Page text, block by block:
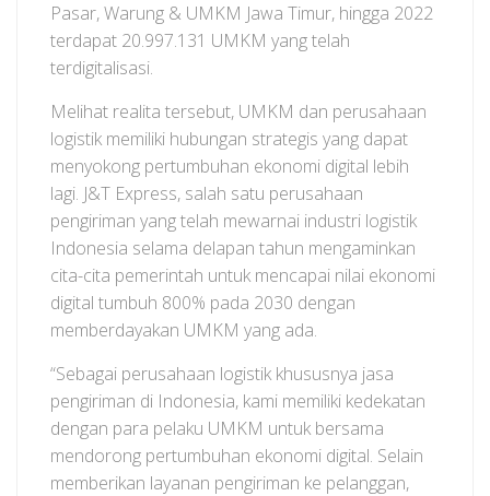
Pasar, Warung & UMKM Jawa Timur, hingga 2022
terdapat 20.997.131 UMKM yang telah
terdigitalisasi.
Melihat realita tersebut, UMKM dan perusahaan
logistik memiliki hubungan strategis yang dapat
menyokong pertumbuhan ekonomi digital lebih
lagi. J&T Express, salah satu perusahaan
pengiriman yang telah mewarnai industri logistik
Indonesia selama delapan tahun mengaminkan
cita-cita pemerintah untuk mencapai nilai ekonomi
digital tumbuh 800% pada 2030 dengan
memberdayakan UMKM yang ada.
“Sebagai perusahaan logistik khususnya jasa
pengiriman di Indonesia, kami memiliki kedekatan
dengan para pelaku UMKM untuk bersama
mendorong pertumbuhan ekonomi digital. Selain
memberikan layanan pengiriman ke pelanggan,